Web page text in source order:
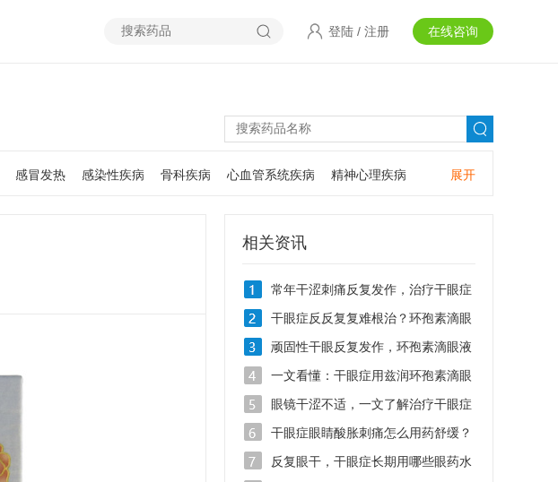
在线咨询
登陆 / 注册
展开
感冒发热 感染性疾病 骨科疾病 心血管系统疾病 精神心理疾病
相关资讯
常年干涩刺痛反复发作，治疗干眼症
用什么滴眼液
干眼症反反复复难根治？环孢素滴眼
液Ⅱ0.05%的作用有哪些
顽固性干眼反复发作，环孢素滴眼液
Ⅱ治疗干眼症效果好吗
一文看懂：干眼症用兹润环孢素滴眼
液管用吗？
眼镜干涩不适，一文了解治疗干眼症
的滴眼液有哪些品牌
干眼症眼睛酸胀刺痛怎么用药舒缓？
找准病根是关键
反复眼干，干眼症长期用哪些眼药水